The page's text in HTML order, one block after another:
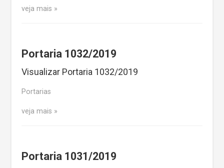
veja mais
Portaria 1032/2019
Visualizar Portaria 1032/2019
Portarias
veja mais
Portaria 1031/2019